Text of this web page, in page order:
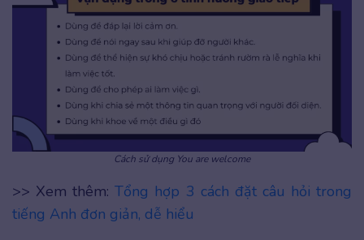
Cách sử dụng You are welcome
>> Xem thêm:Tổng hợp 3 cách đặt câu hỏi trong
tiếng Anh đơn giản, dễ hiểu